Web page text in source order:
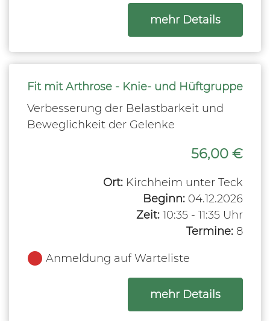
mehr Detailszum
Fit mit Arthrose - Knie- und Hüftgruppe
Verbesserung der Belastbarkeit und
Beweglichkeit der Gelenke
56,00 €
Ort: Kirchheim unter Teck
Beginn: 04.12.2026
Zeit: 10:35 - 11:35 Uhr
Termine: 8
Anmeldung auf Warteliste
mehr Detailszum